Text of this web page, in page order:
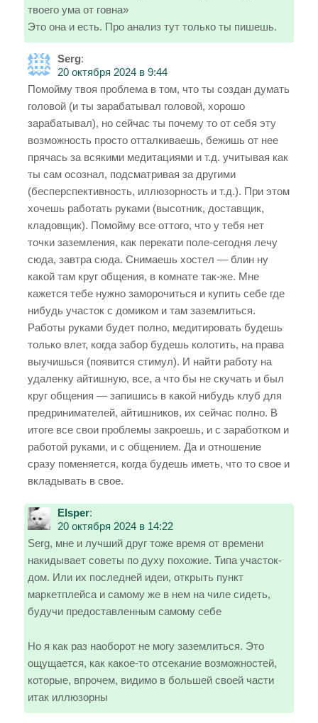
твоего ума от говна»
Это она и есть. Про анализ тут только ты пишешь.
Serg:
20 октября 2024 в 9:44
Помойму твоя проблема в том, что ты создан думать
головой (и ты зарабатывал головой, хорошо
зарабатывал), но сейчас ты почему то от себя эту
возможность просто отталкиваешь, бежишь от нее
прячась за всякими медитациями и т.д. учитывая как
ты сам осознал, подсматривая за другими
(бесперспективность, иллюзорность и т.д.). При этом
хочешь работать руками (высотник, доставщик,
кладовщик). Помойму все оттого, что у тебя нет
точки заземления, как перекати поле-сегодня лечу
сюда, завтра сюда. Снимаешь хостел — блин ну
какой там круг общения, в комнате так-же. Мне
кажется тебе нужно заморочиться и купить себе где
нибудь участок с домиком и там заземлиться.
Работы руками будет полно, медитировать будешь
только влет, когда забор будешь колотить, на права
выучишься (появится стимул). И найти работу на
удаленку айтишную, все, а что бы не скучать и был
круг общения — запишись в какой нибудь клуб для
предринимателей, айтишников, их сейчас полно. В
итоге все свои проблемы закроешь, и с заработком и
работой руками, и с общением. Да и отношение
сразу поменяется, когда будешь иметь, что то свое и
вкладывать в свое.
Elsper:
20 октября 2024 в 14:22
Serg, мне и лучший друг тоже время от времени
накидывает советы по духу похожие. Типа участок-
дом. Или их последней идеи, открыть пункт
маркетплейса и самому же в нем на чиле сидеть,
будучи предоставленным самому себе
Но я как раз наоборот не могу заземлиться. Это
ощущается, как какое-то отсекание возможностей,
которые, впрочем, видимо в большей своей части
итак иллюзорны